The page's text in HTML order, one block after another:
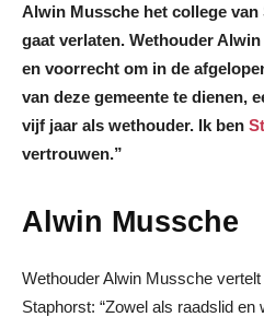
Alwin Mussche het college
gaat verlaten. Wethouder
en voorrecht om in de
van deze gemeente te dienen,
vijf jaar als wethouder. Ik ben
vertrouwen.”
Alwin Mussche
Wethouder Alwin Mussche
Staphorst: “Zowel als raadslid en